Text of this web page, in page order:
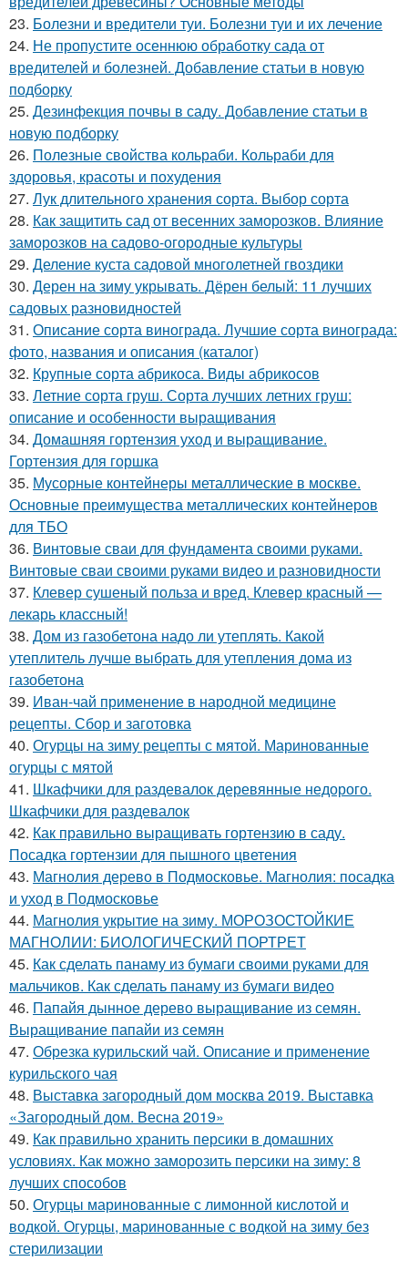
23. Болезни и вредители туи. Болезни туи и их лечение
24. Не пропустите осеннюю обработку сада от
вредителей и болезней. Добавление статьи в новую
подборку
25. Дезинфекция почвы в саду. Добавление статьи в
новую подборку
26. Полезные свойства кольраби. Кольраби для
здоровья, красоты и похудения
27. Лук длительного хранения сорта. Выбор сорта
28. Как защитить сад от весенних заморозков. Влияние
заморозков на садово-огородные культуры
29. Деление куста садовой многолетней гвоздики
30. Дерен на зиму укрывать. Дёрен белый: 11 лучших
садовых разновидностей
31. Описание сорта винограда. Лучшие сорта винограда:
фото, названия и описания (каталог)
32. Крупные сорта абрикоса. Виды абрикосов
33. Летние сорта груш. Сорта лучших летних груш:
описание и особенности выращивания
34. Домашняя гортензия уход и выращивание.
Гортензия для горшка
35. Мусорные контейнеры металлические в москве.
Основные преимущества металлических контейнеров
для ТБО
36. Винтовые сваи для фундамента своими руками.
Винтовые сваи своими руками видео и разновидности
37. Клевер сушеный польза и вред. Клевер красный —
лекарь классный!
38. Дом из газобетона надо ли утеплять. Какой
утеплитель лучше выбрать для утепления дома из
газобетона
39. Иван-чай применение в народной медицине
рецепты. Сбор и заготовка
40. Огурцы на зиму рецепты с мятой. Маринованные
огурцы с мятой
41. Шкафчики для раздевалок деревянные недорого.
Шкафчики для раздевалок
42. Как правильно выращивать гортензию в саду.
Посадка гортензии для пышного цветения
43. Магнолия дерево в Подмосковье. Магнолия: посадка
и уход в Подмосковье
44. Магнолия укрытие на зиму. МОРОЗОСТОЙКИЕ
МАГНОЛИИ: БИОЛОГИЧЕСКИЙ ПОРТРЕТ
45. Как сделать панаму из бумаги своими руками для
мальчиков. Как сделать панаму из бумаги видео
46. Папайя дынное дерево выращивание из семян.
Выращивание папайи из семян
47. Обрезка курильский чай. Описание и применение
курильского чая
48. Выставка загородный дом москва 2019. Выставка
«Загородный дом. Весна 2019»
49. Как правильно хранить персики в домашних
условиях. Как можно заморозить персики на зиму: 8
лучших способов
50. Огурцы маринованные с лимонной кислотой и
водкой. Огурцы, маринованные с водкой на зиму без
стерилизации